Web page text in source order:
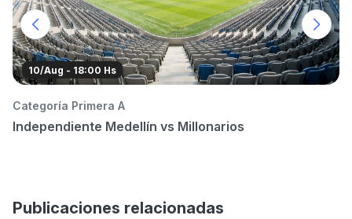
10/Aug - 18:00 Hs
Categoría Primera A
Independiente Medellín vs Millonarios
Publicaciones relacionadas